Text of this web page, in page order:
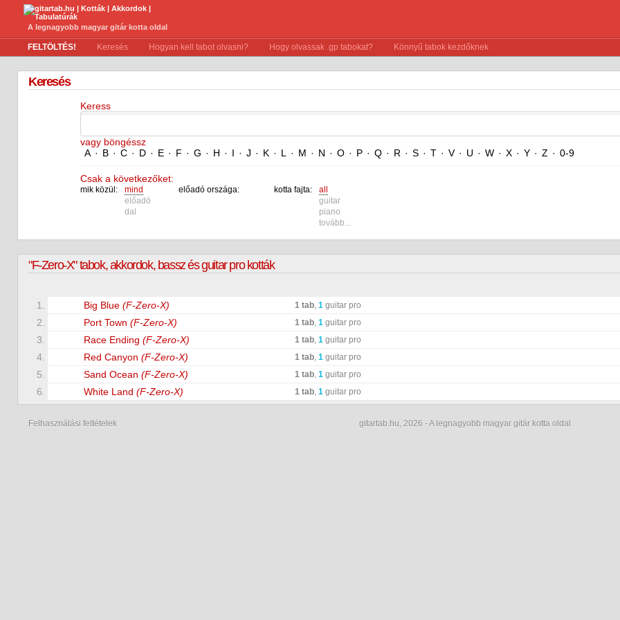
A legnagyobb magyar gitár kotta oldal
FELTÖLTÉS! Keresés Hogyan kell tabot olvasni? Hogy olvassak .gp tabokat? Könnyű tabok kezdőknek
Keresés
Keress
vagy böngéssz
A · B · C · D · E · F · G · H · I · J · K · L · M · N · O · P · Q · R · S · T · V · U · W · X · Y · Z · 0-9
Csak a következőket:
mik közül:
mind
előadó
dal
előadó országa: kotta fajta:
all
guitar
piano
tovább...
"F-Zero-X" tabok, akkordok, bassz és guitar pro kották
1. Big Blue (F-Zero-X) 1 tab, 1 guitar pro
2. Port Town (F-Zero-X) 1 tab, 1 guitar pro
3. Race Ending (F-Zero-X) 1 tab, 1 guitar pro
4. Red Canyon (F-Zero-X) 1 tab, 1 guitar pro
5. Sand Ocean (F-Zero-X) 1 tab, 1 guitar pro
6. White Land (F-Zero-X) 1 tab, 1 guitar pro
Felhasználási feltételek gitartab.hu, 2026 - A legnagyobb magyar gitár kotta oldal